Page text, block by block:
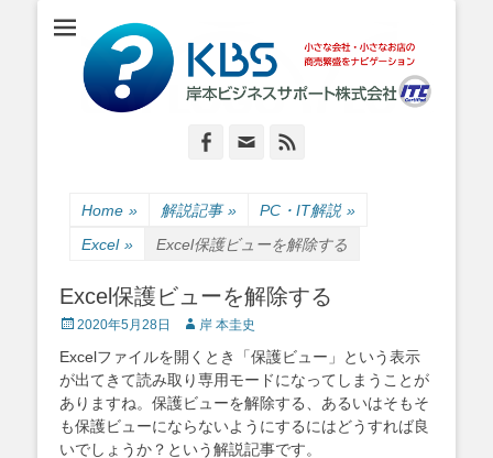
岸本ビジネスサポ
ート株式会社
小さな会社・小さなお店のIT経営をナビゲーション
Facebook
Email
Home » 解説記事 » PC・IT解説 »
Excel » Excel保護ビューを解除する
Excel保護ビューを解除する
Posted
2020年5月28日 Author
岸 本圭史
Excelファイルを開くとき「保護ビュー」という表示
が出てきて読み取り専用モードになってしまうことが
ありますね。保護ビューを解除する、あるいはそもそ
も保護ビューにならないようにするにはどうすれば良
いでしょうか？という解説記事です。